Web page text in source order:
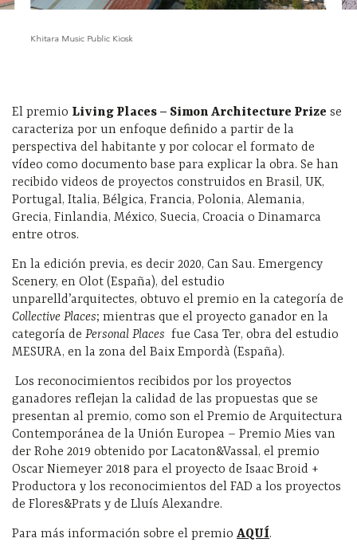
Khitara Music Public Kiosk
El premio Living Places – Simon Architecture Prize se
caracteriza por un enfoque definido a partir de la
perspectiva del habitante y por colocar el formato de
vídeo como documento base para explicar la obra. Se han
recibido videos de proyectos construidos en Brasil, UK,
Portugal, Italia, Bélgica, Francia, Polonia, Alemania,
Grecia, Finlandia, México, Suecia, Croacia o Dinamarca
entre otros.
En la edición previa, es decir 2020, Can Sau. Emergency
Scenery, en Olot (España), del estudio
unparelld’arquitectes, obtuvo el premio en la categoría de
Collective Places; mientras que el proyecto ganador en la
categoría de Personal Places fue Casa Ter, obra del estudio
MESURA, en la zona del Baix Empordà (España).
Los reconocimientos recibidos por los proyectos
ganadores reflejan la calidad de las propuestas que se
presentan al premio, como son el Premio de Arquitectura
Contemporánea de la Unión Europea – Premio Mies van
der Rohe 2019 obtenido por Lacaton&Vassal, el premio
Oscar Niemeyer 2018 para el proyecto de Isaac Broid +
Productora y los reconocimientos del FAD a los proyectos
de Flores&Prats y de Lluís Alexandre.
Para más información sobre el premio AQUÍ.